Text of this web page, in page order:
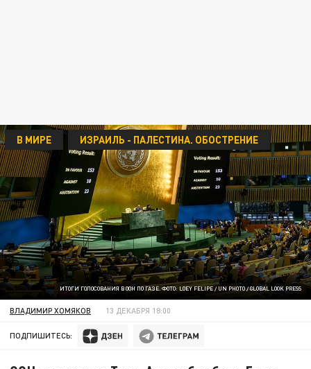
ИТОГИ ГОЛОСОВАНИЯ В ООН ПО ГАЗЕ. ФОТО: LOEY FELIPE / UN PHOTO / GLOBAL LOOK PRESS
В МИРЕ ИЗРАИЛЬ - ПАЛЕСТИНА. ОБОСТРЕНИЕ
ВЛАДИМИР ХОМЯКОВ 13 ДЕКАБРЯ 18:00
ПОДПИШИТЕСЬ: